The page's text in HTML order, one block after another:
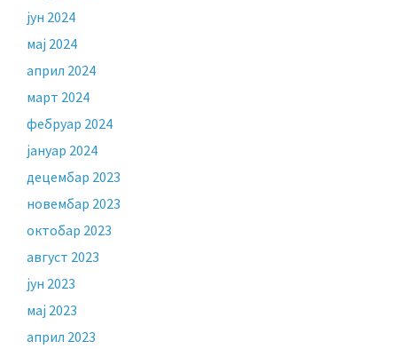
јун 2024
мај 2024
април 2024
март 2024
фебруар 2024
јануар 2024
децембар 2023
новембар 2023
октобар 2023
август 2023
јун 2023
мај 2023
април 2023